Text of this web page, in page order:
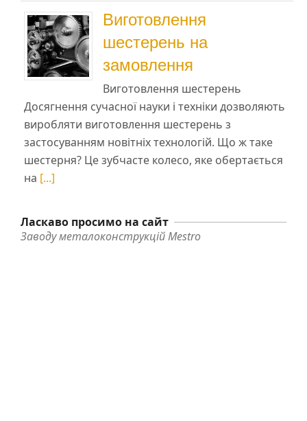
Виготовлення
шестерень на
замовлення
Виготовлення шестерень
Досягнення сучасної науки і техніки дозволяють
виробляти виготовлення шестерень з
застосуванням новітніх технологій. Що ж таке
шестерня? Це зубчасте колесо, яке обертається
на [...]
Ласкаво просимо на сайт
Заводу металоконструкцій Mestro